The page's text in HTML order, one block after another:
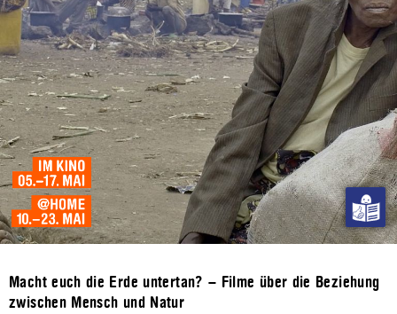
Macht euch die Erde untertan? – Filme über die Beziehung
zwischen Mensch und Natur